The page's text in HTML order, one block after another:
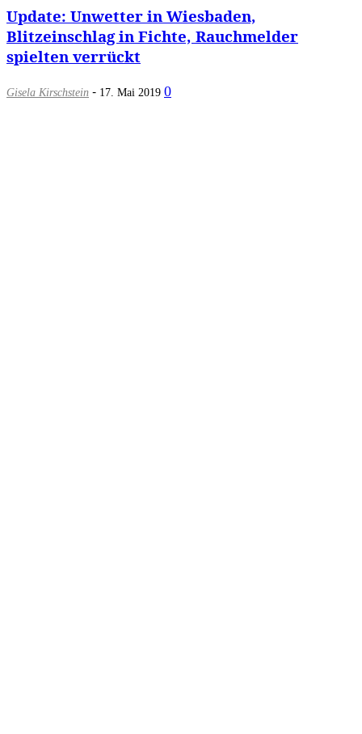
Update: Unwetter in Wiesbaden,
Blitzeinschlag in Fichte, Rauchmelder
spielten verrückt
Gisela Kirschstein - 17. Mai 2019 0